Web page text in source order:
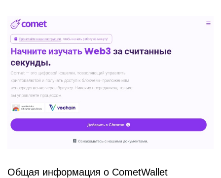
Общая информация о CometWallet